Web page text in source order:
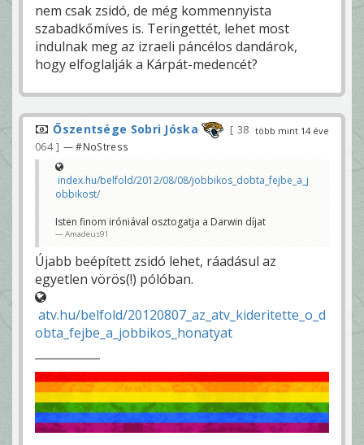
nem csak zsidó, de még kommennyista
szabadkőmíves is. Teringettét, lehet most
indulnak meg az izraeli páncélos dandárok,
hogy elfoglalják a Kárpát-medencét?
több mint 14 éve
Őszentsége Sobri Jóska
38
064
— #NoStress
index.hu/belfold/2012/08/08/jobbikos_dobta_fejbe_a_j
obbikost/
Isten finom iróniával osztogatja a Darwin díjat
Amadeus91
Újabb beépített zsidó lehet, ráadásul az
egyetlen vörös(!) pólóban.
atv.hu/belfold/20120807_az_atv_kideritette_o_d
obta_fejbe_a_jobbikos_honatyat